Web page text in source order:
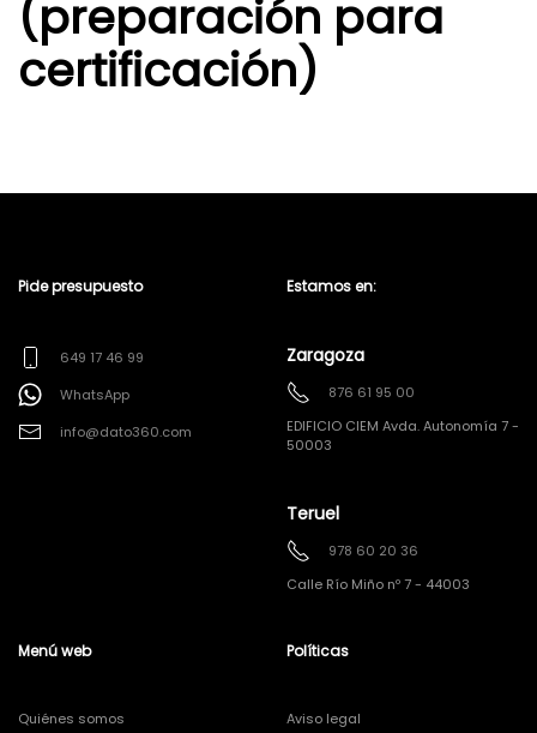
(preparación para
certificación)
Pide presupuesto
649 17 46 99
WhatsApp
info@dato360.com
Estamos en:
Zaragoza
876 61 95 00
EDIFICIO CIEM Avda. Autonomía 7 -
50003
Teruel
978 60 20 36
Calle Río Miño nº 7 - 44003
Menú web
Quiénes somos
Políticas
Aviso legal